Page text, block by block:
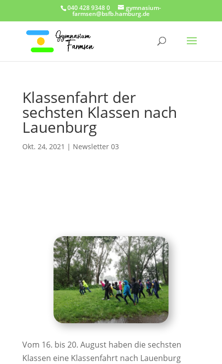
040 428 9348 0 gymnasium-
farmsen@bsfb.hamburg.de
Klassenfahrt der
sechsten Klassen nach
Lauenburg
Okt. 24, 2021 | Newsletter 03
Vom 16. bis 20. August haben die sechsten
Klassen eine Klassenfahrt nach Lauenburg